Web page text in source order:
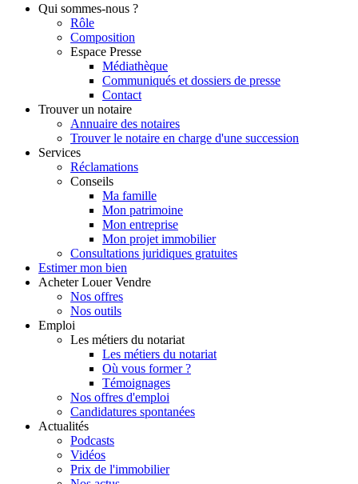
Qui sommes-nous ?
Rôle
Composition
Espace Presse
Médiathèque
Communiqués et dossiers de presse
Contact
Trouver un notaire
Annuaire des notaires
Trouver le notaire en charge d'une succession
Services
Réclamations
Conseils
Ma famille
Mon patrimoine
Mon entreprise
Mon projet immobilier
Consultations juridiques gratuites
Estimer mon bien
Acheter Louer Vendre
Nos offres
Nos outils
Emploi
Les métiers du notariat
Les métiers du notariat
Où vous former ?
Témoignages
Nos offres d'emploi
Candidatures spontanées
Actualités
Podcasts
Vidéos
Prix de l'immobilier